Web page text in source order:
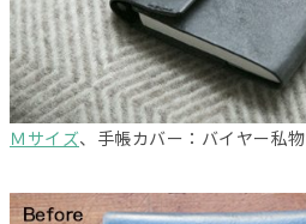
Ｍサイズ、手帳カバー：バイヤー私物